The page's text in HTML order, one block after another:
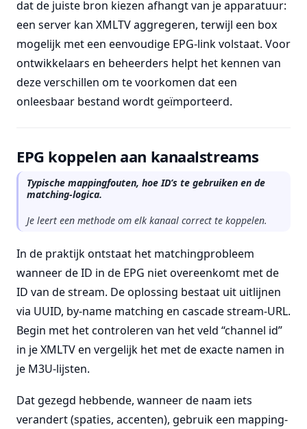
dat de juiste bron kiezen afhangt van je apparatuur:
een server kan XMLTV aggregeren, terwijl een box
mogelijk met een eenvoudige EPG-link volstaat. Voor
ontwikkelaars en beheerders helpt het kennen van
deze verschillen om te voorkomen dat een
onleesbaar bestand wordt geïmporteerd.
EPG koppelen aan kanaalstreams
Typische mappingfouten, hoe ID’s te gebruiken en de
matching-logica.
Je leert een methode om elk kanaal correct te koppelen.
In de praktijk ontstaat het matchingprobleem
wanneer de ID in de EPG niet overeenkomt met de
ID van de stream. De oplossing bestaat uit uitlijnen
via UUID, by-name matching en cascade stream-URL.
Begin met het controleren van het veld “channel id”
in je XMLTV en vergelijk het met de exacte namen in
je M3U-lijsten.
Dat gezegd hebbende, wanneer de naam iets
verandert (spaties, accenten), gebruik een mapping-